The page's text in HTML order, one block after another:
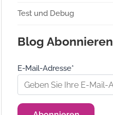
Test und Debug
Blog Abonnieren
E-Mail-Adresse*